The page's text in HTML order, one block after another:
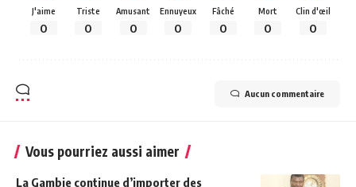
J'aime
0
Triste
0
Amusant
0
Ennuyeux
0
Fâché
0
Mort
0
Clin d'œil
0
Aucun commentaire
Vous pourriez aussi aimer
La Gambie continue d’importer des